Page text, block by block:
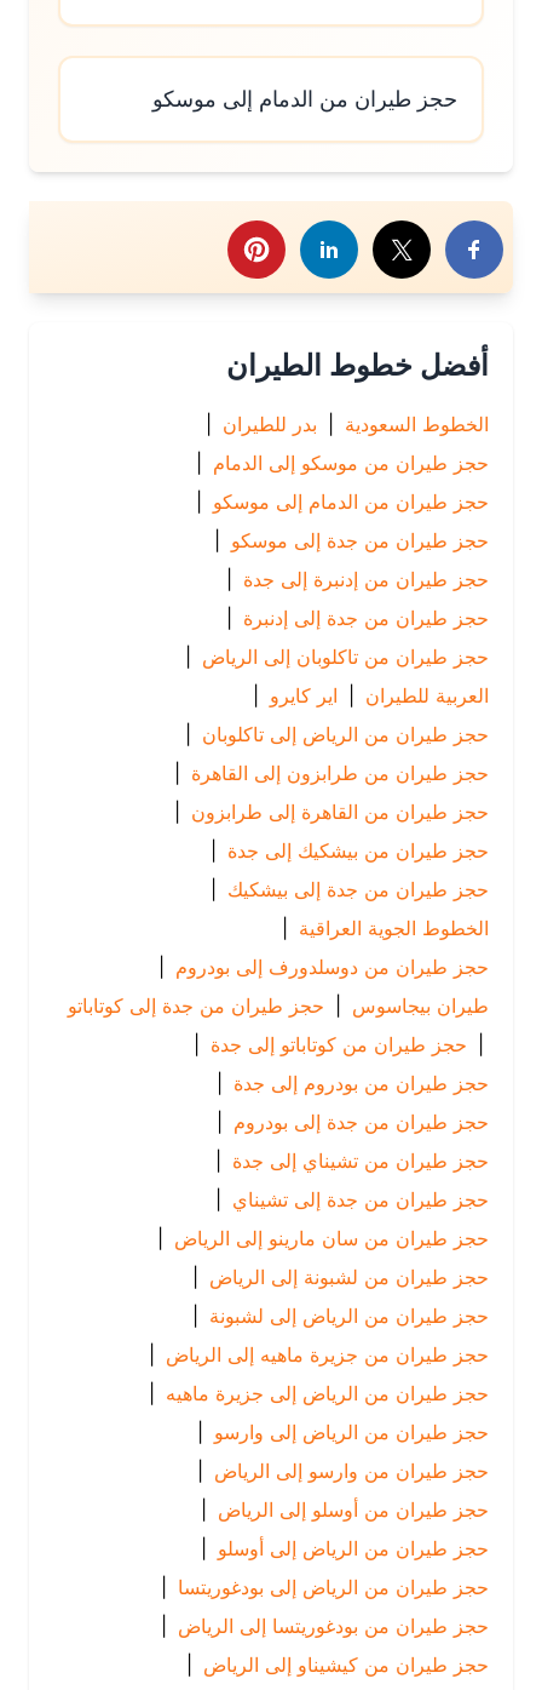
حجز طيران من الدمام إلى موسكو
هذا الموضوع
أفضل خطوط الطيران
الخطوط السعودية | بدر للطيران |
حجز طيران من موسكو إلى الدمام
|
حجز طيران من الدمام إلى موسكو |
حجز طيران من جدة إلى موسكو |
حجز طيران من إدنبرة إلى جدة
حجز طيران من جدة إلى إدنبرة |
حجز طيران من تاكلوبان إلى الرياض
|
العربية للطيران | اير كايرو
|
حجز طيران من الرياض إلى تاكلوبان |
حجز طيران من طرابزون إلى القاهرة |
حجز طيران من القاهرة إلى طرابزون |
حجز طيران من بيشكيك إلى جدة
حجز طيران من جدة إلى بيشكيك |
الخطوط الجوية العراقية
حجز طيران من دوسلدورف إلى بودروم |
طيران بيجاسوس | حجز طيران من جدة إلى كوتاباتو
حجز طيران من كوتاباتو إلى جدة
حجز طيران من بودروم إلى جدة
حجز طيران من جدة إلى بودروم |
حجز طيران من تشيناي إلى جدة
حجز طيران من جدة إلى تشيناي |
حجز طيران من سان مارينو إلى الرياض
|
حجز طيران من لشبونة إلى الرياض
|
حجز طيران من الرياض إلى لشبونة |
حجز طيران من جزيرة ماهيه إلى الرياض
|
حجز طيران من الرياض إلى جزيرة ماهيه |
حجز طيران من الرياض إلى وارسو
|
حجز طيران من وارسو إلى الرياض
|
حجز طيران من أوسلو إلى الرياض
|
حجز طيران من الرياض إلى أوسلو
|
حجز طيران من الرياض إلى بودغوريتسا
|
حجز طيران من بودغوريتسا إلى الرياض
|
حجز طيران من كيشيناو إلى الرياض
|